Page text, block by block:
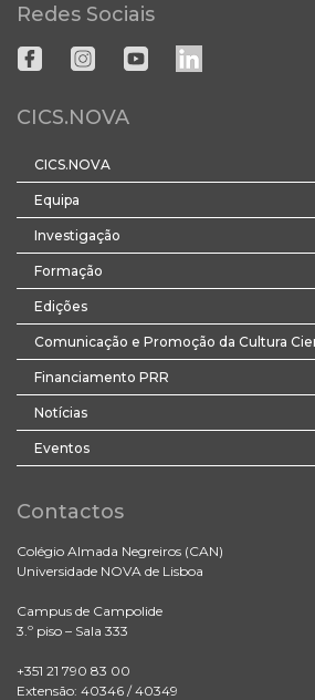
Redes Sociais
CICS.NOVA
CICS.NOVA
Equipa
Investigação
Formação
Edições
Comunicação e Promoção da Cultura
Financiamento PRR
Notícias
Eventos
Contactos
Colégio Almada Negreiros (CAN)
Universidade NOVA de Lisboa
Campus de Campolide
3.º piso – Sala 333
+351 21 790 83 00
Extensão: 40346 / 40349